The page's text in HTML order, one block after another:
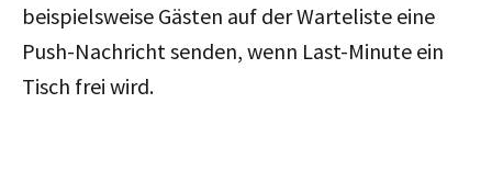
beispielsweise Gästen auf der Warteliste eine
Push-Nachricht senden, wenn Last-Minute ein
Tisch frei wird.